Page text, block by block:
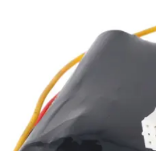
Langue Enfantine